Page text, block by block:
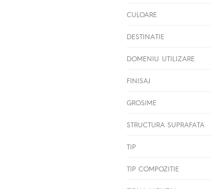
CULOARE
DESTINATIE
DOMENIU UTILIZARE
FINISAJ
GROSIME
STRUCTURA SUPRAFATA
TIP
TIP COMPOZITIE